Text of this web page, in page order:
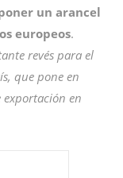
un arancel
europeos.
revés para el
que pone en
exportación en